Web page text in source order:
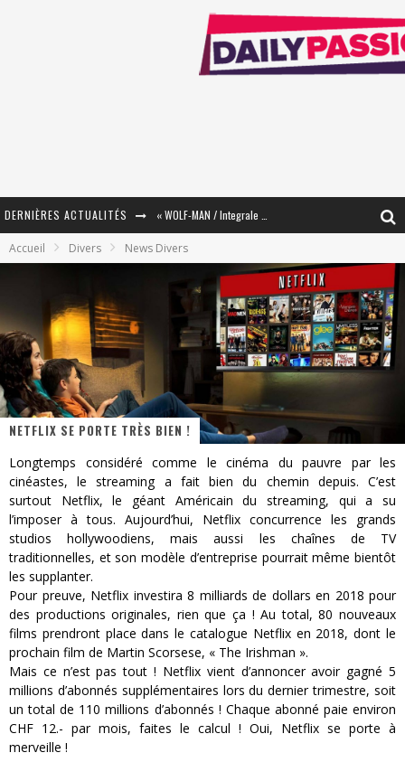
DERNIÈRES ACTUALITÉS
« Le Béton et le Bambou / Propositions pour Mayotte et le Monde. » - Améliorations !
« MOFUSAND / Parler Japonais » – Des Expressions Pratiques !
« Dr Wertham / L’homme qui étudia les tueurs en série » - Un Métier à Risque !
Assassin's Creed Black Flag Resynced
« Le Vent dand les Saules » - Une Belle Histoire !
Yoshi and the mysterious book
Accueil Divers News Divers
NETFLIX SE PORTE TRÈS BIEN !
Longtemps considéré comme le cinéma du pauvre par les
cinéastes, le streaming a fait bien du chemin depuis. C’est
surtout Netflix, le géant Américain du streaming, qui a su
l’imposer à tous. Aujourd’hui, Netflix concurrence les grands
studios hollywoodiens, mais aussi les chaînes de TV
traditionnelles, et son modèle d’entreprise pourrait même bientôt
les supplanter.
Pour preuve, Netflix investira 8 milliards de dollars en 2018 pour
des productions originales, rien que ça ! Au total, 80 nouveaux
films prendront place dans le catalogue Netflix en 2018, dont le
prochain film de Martin Scorsese, « The Irishman ».
Mais ce n’est pas tout ! Netflix vient d’annoncer avoir gagné 5
millions d’abonnés supplémentaires lors du dernier trimestre, soit
un total de 110 millions d’abonnés ! Chaque abonné paie environ
CHF 12.- par mois, faites le calcul ! Oui, Netflix se porte à
merveille !